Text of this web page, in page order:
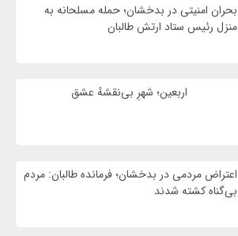
بحران امنیتی در بدخشان؛ حمله مسلحانه به
منزل رئیس ستاد ارتش طالبان
اربعین؛ شهرِ بی‌نقشهٔ عشق
اعتراض مردمی در بدخشان؛ فرمانده طالبان: مردم
بی‌گناه کشته شدند